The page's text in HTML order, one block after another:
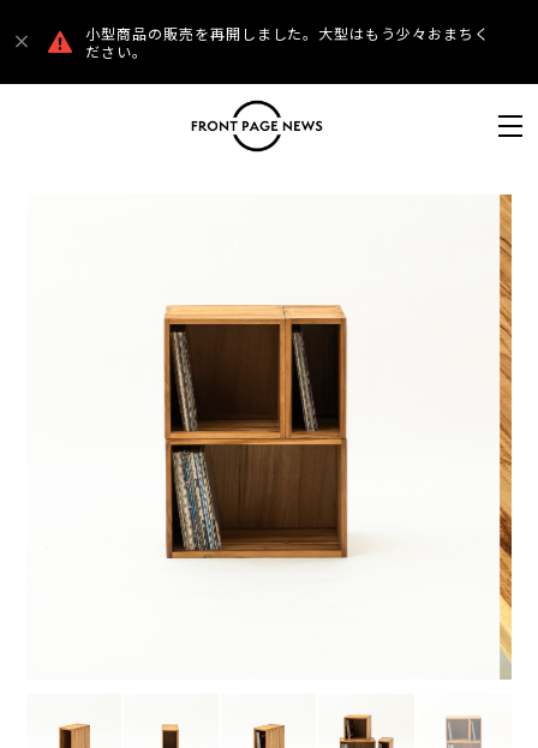
小型商品の販売を再開しました。大型はもう少々おまちく
ださい。